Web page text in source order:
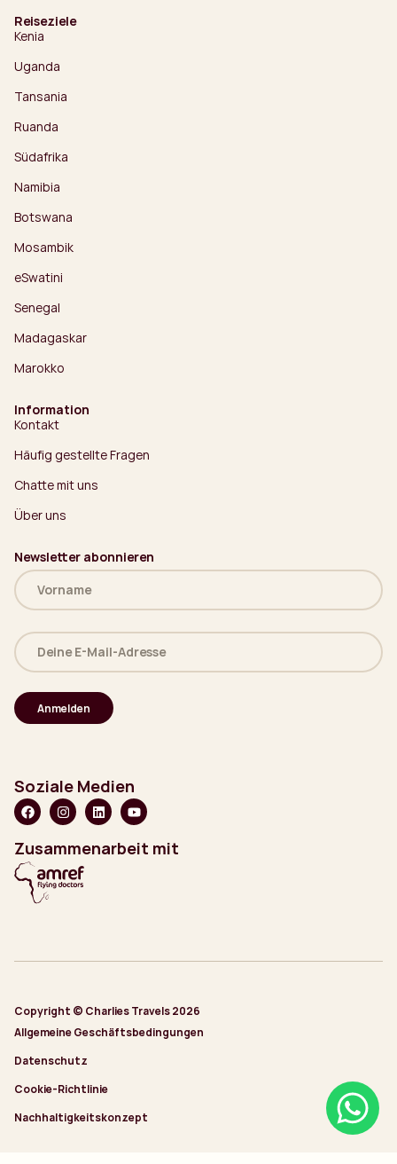
Reiseziele
Kenia
Uganda
Tansania
Ruanda
Südafrika
Namibia
Botswana
Mosambik
eSwatini
Senegal
Madagaskar
Marokko
Information
Kontakt
Häufig gestellte Fragen
Chatte mit uns
Über uns
Newsletter abonnieren
Name
(erforderlich)
Deine
E-
Mail-
(erforderlich)
Soziale Medien
Zusammenarbeit mit
Copyright © Charlies Travels 2026
Allgemeine Geschäftsbedingungen
Datenschutz
Cookie-Richtlinie
Nachhaltigkeitskonzept